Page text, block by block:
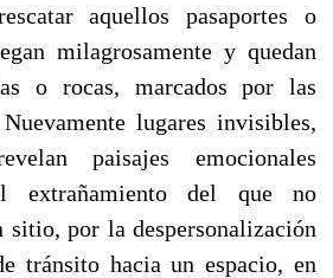
aquellos pasaportes o
milagrosamente y quedan
o rocas, marcados por las
lugares invisibles,
paisajes emocionales
extrañamiento del que no
sitio, por la despersonalización
tránsito hacia un espacio, en